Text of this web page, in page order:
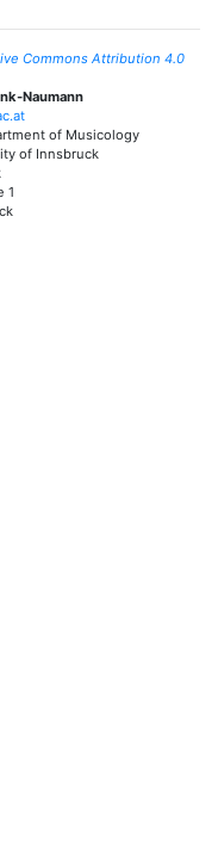
Commons Attribution 4.0
Naumann
of Musicology
of Innsbruck
1